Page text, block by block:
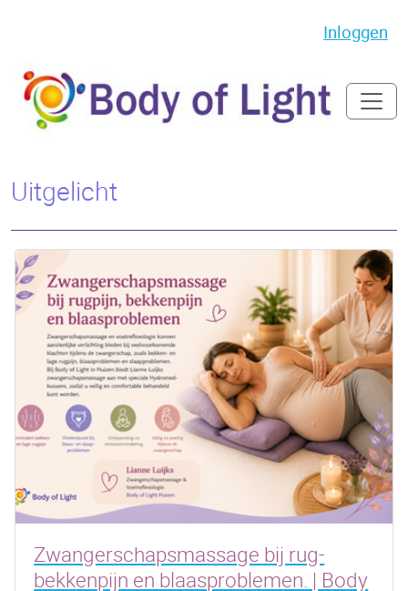
Inloggen
Uitgelicht
Zwangerschapsmassage bij rug-
bekkenpijn en blaasproblemen. | Body